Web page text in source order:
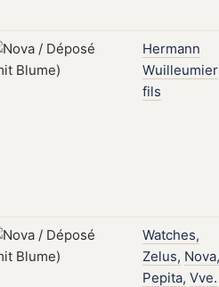
Hermann
Wuilleumier
fils
Watches,
Zelus, Nova,
Pepita, Vve.